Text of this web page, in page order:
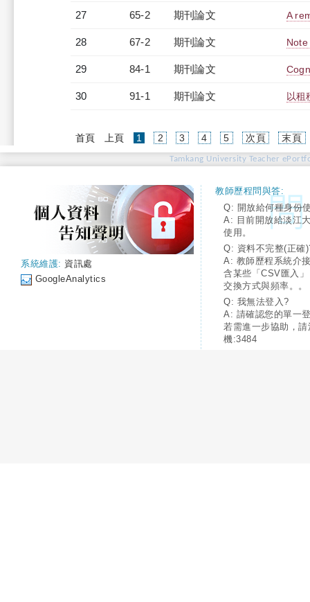
27 65-2 期刊論文 A
28 67-2 期刊論文
29 84-1 期刊論文
30 91-1 期刊論文 以租
首頁 上頁 1 (current)
2 3 4 5 次頁 末頁
Tamkang University Teacher
系統維護: 資訊處
GoogleAnalytics
教師歷程問與答:
Q: 開放給何種身份
A: 目前開放給淡江
使用。
Q: 資料不完整(正確
A: 教師歷程系統介
含某些「CSV匯入
交換方式與頻率。。
Q: 我無法登入?
A: 請確認您的單一
若需進一步協助，
機:3484